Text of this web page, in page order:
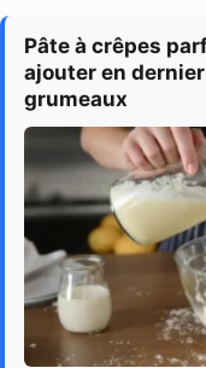
Pâte à crêpes
ajouter en
grumeaux